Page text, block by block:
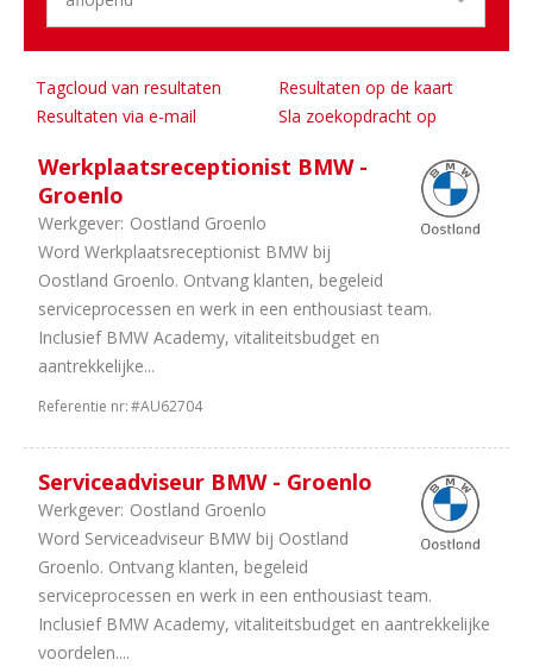
Commercieel
Stages
Aantal
uren
32
uur
38
uur
36
uur
40
uur
24
uur
Tagcloud van resultaten
Resultaten op de kaart
Resultaten via e-mail
Sla zoekopdracht op
Werkplaatsreceptionist BMW -
Groenlo
Werkgever: Oostland Groenlo
Word Werkplaatsreceptionist BMW bij
Oostland Groenlo. Ontvang klanten, begeleid
serviceprocessen en werk in een enthousiast team.
Inclusief BMW Academy, vitaliteitsbudget en
aantrekkelijke...
Referentie nr:#AU62704
Serviceadviseur BMW - Groenlo
Werkgever: Oostland Groenlo
Word Serviceadviseur BMW bij Oostland
Groenlo. Ontvang klanten, begeleid
serviceprocessen en werk in een enthousiast team.
Inclusief BMW Academy, vitaliteitsbudget en aantrekkelijke
voordelen....